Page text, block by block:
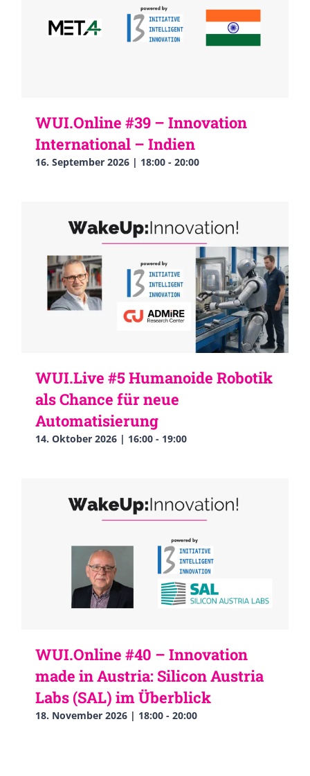
WUI.Online #39 – Innovation
International – Indien
16. September 2026 | 18:00 - 20:00
WUI.Live #5 Humanoide Robotik
als Chance für neue
Automatisierung
14. Oktober 2026 | 16:00 - 19:00
WUI.Online #40 – Innovation
made in Austria: Silicon Austria
Labs (SAL) im Überblick
18. November 2026 | 18:00 - 20:00